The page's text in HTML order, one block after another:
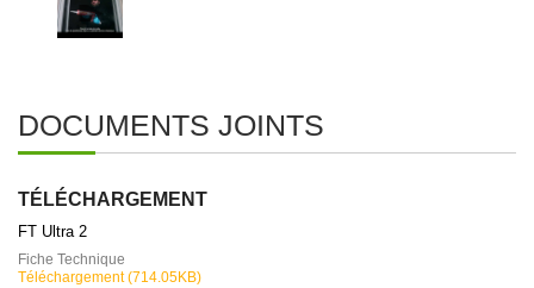
DOCUMENTS JOINTS
TÉLÉCHARGEMENT
FT Ultra 2
Fiche Technique
Téléchargement (714.05KB)